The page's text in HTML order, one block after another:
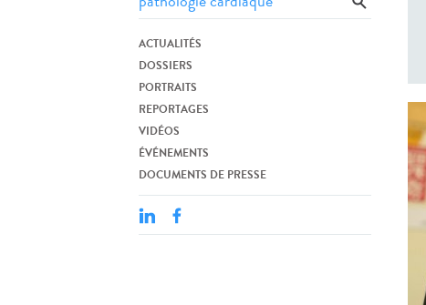
ACTUALITÉS
DOSSIERS
PORTRAITS
REPORTAGES
VIDÉOS
ÉVÉNEMENTS
DOCUMENTS DE PRESSE